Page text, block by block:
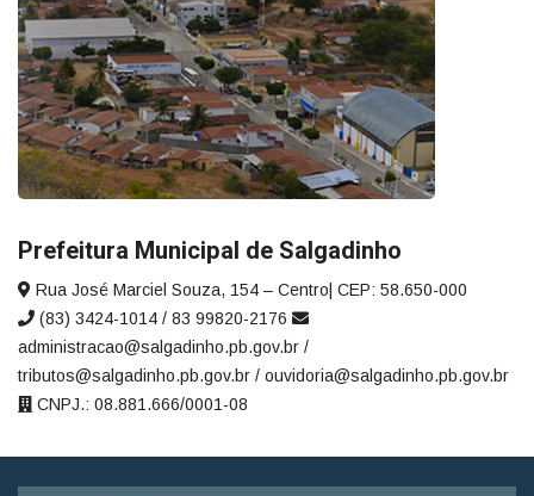
Prefeitura Municipal de Salgadinho
Rua José Marciel Souza, 154 – Centro| CEP: 58.650-000
(83) 3424-1014 / 83 99820-2176
administracao@salgadinho.pb.gov.br /
tributos@salgadinho.pb.gov.br / ouvidoria@salgadinho.pb.gov.br
CNPJ.: 08.881.666/0001-08